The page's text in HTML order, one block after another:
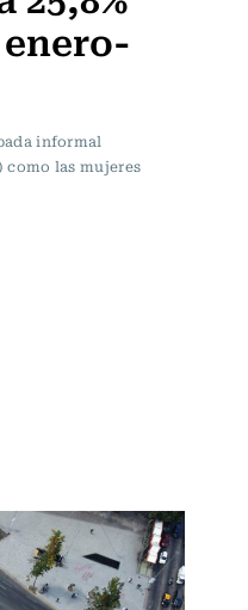
informal
las mujeres